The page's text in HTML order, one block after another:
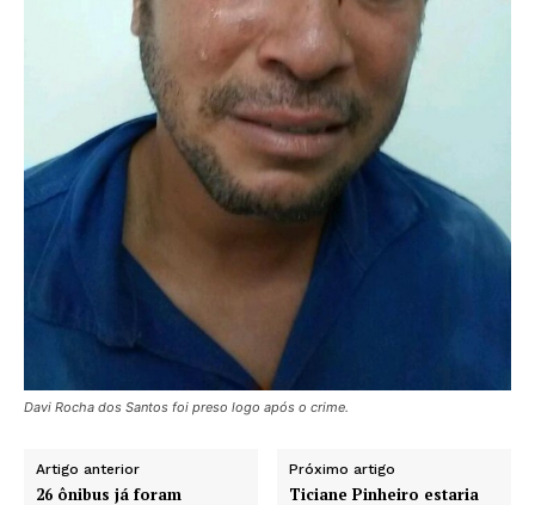
Davi Rocha dos Santos foi preso logo após o crime.
Artigo anterior
26 ônibus já foram
Próximo artigo
Ticiane Pinheiro estaria